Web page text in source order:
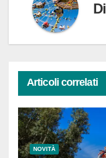
Di
Articoli correlati
NOVITÀ